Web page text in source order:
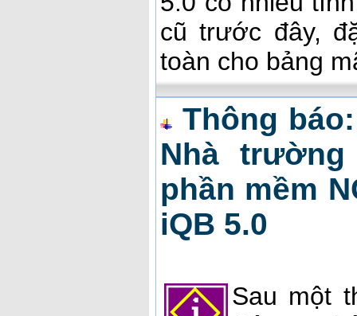
cũ trước đây,
toàn cho bảng
Thông
Nhà
phần mềm
iQB 5.0
Sau một